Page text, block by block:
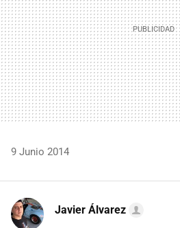
9 Junio 2014
Javier Álvarez